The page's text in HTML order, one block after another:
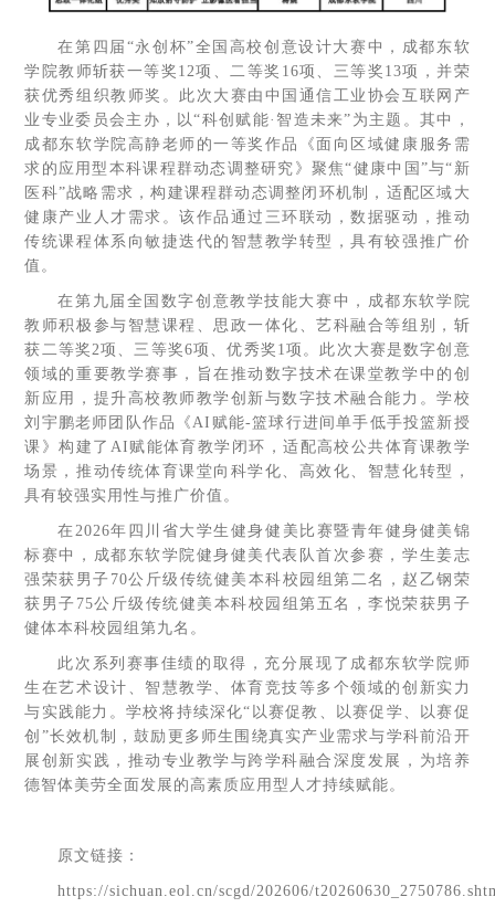
在第四届“永创杯”全国高校创意设计大赛中，成都东软
学院教师斩获一等奖12项、二等奖16项、三等奖13项，并荣
获优秀组织教师奖。此次大赛由中国通信工业协会互联网产
业专业委员会主办，以“科创赋能·智造未来”为主题。其中，
成都东软学院高静老师的一等奖作品《面向区域健康服务需
求的应用型本科课程群动态调整研究》聚焦“健康中国”与“新
医科”战略需求，构建课程群动态调整闭环机制，适配区域大
健康产业人才需求。该作品通过三环联动，数据驱动，推动
传统课程体系向敏捷迭代的智慧教学转型，具有较强推广价
值。
在第九届全国数字创意教学技能大赛中，成都东软学院
教师积极参与智慧课程、思政一体化、艺科融合等组别，斩
获二等奖2项、三等奖6项、优秀奖1项。此次大赛是数字创意
领域的重要教学赛事，旨在推动数字技术在课堂教学中的创
新应用，提升高校教师教学创新与数字技术融合能力。学校
刘宇鹏老师团队作品《AI赋能-篮球行进间单手低手投篮新授
课》构建了AI赋能体育教学闭环，适配高校公共体育课教学
场景，推动传统体育课堂向科学化、高效化、智慧化转型，
具有较强实用性与推广价值。
在2026年四川省大学生健身健美比赛暨青年健身健美锦
标赛中，成都东软学院健身健美代表队首次参赛，学生姜志
强荣获男子70公斤级传统健美本科校园组第二名，赵乙钢荣
获男子75公斤级传统健美本科校园组第五名，李悦荣获男子
健体本科校园组第九名。
此次系列赛事佳绩的取得，充分展现了成都东软学院师
生在艺术设计、智慧教学、体育竞技等多个领域的创新实力
与实践能力。学校将持续深化“以赛促教、以赛促学、以赛促
创”长效机制，鼓励更多师生围绕真实产业需求与学科前沿开
展创新实践，推动专业教学与跨学科融合深度发展，为培养
德智体美劳全面发展的高素质应用型人才持续赋能。
原文链接：
https://sichuan.eol.cn/scgd/202606/